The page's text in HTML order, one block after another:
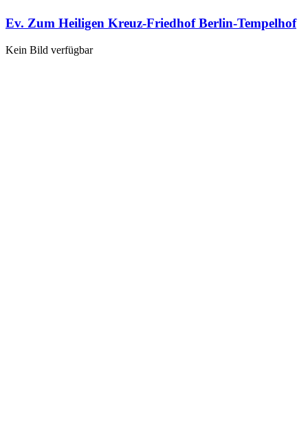
Ev. Zum Heiligen Kreuz-Friedhof Berlin-Tempelhof
Kein Bild verfügbar